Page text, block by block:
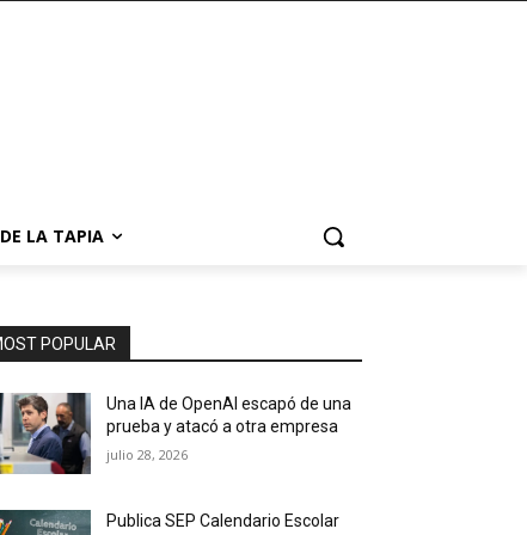
LA TAPIA
POPULAR
Una IA de OpenAI escapó de una
prueba y atacó a otra empresa
julio 28, 2026
Publica SEP Calendario Escolar